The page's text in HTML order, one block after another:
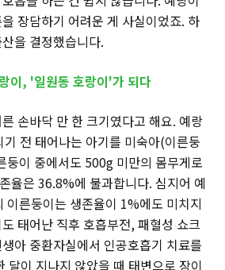
장담하기 어려운 게 사실이었죠. 하
을 결정했습니다.
이, '일원동 호랑이'가 되다
손바닥 만 한 크기였다고 해요. 예랑
전 태어나는 아기를 미숙아(이른둥
둥이 중에서도 500g 미만의 몸무게로
율은 36.8%에 불과합니다. 심지어 예
이른둥이는 생존율이 1%에도 미치지
태어난 직후 호흡부전, 패혈성 쇼크
아 중환자실에서 인공호흡기 치료를
달이 지나지 않았을 때 태변으로 장이